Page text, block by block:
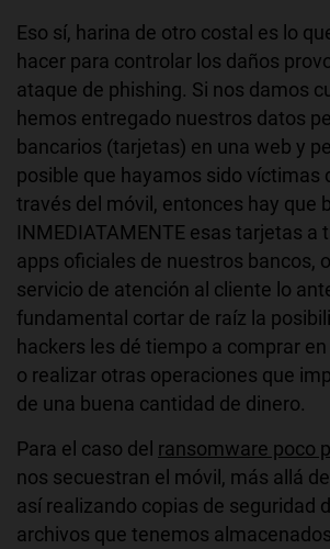
Eso sí, harina de otro costal es lo
hacer para controlar los daños
ataque de phishing. Si nos damos
hemos entregado nuestros datos
bancarios (tarjetas) en una web y
posible que hayamos sido víctimas
través del móvil, entonces hay que
INMEDIATAMENTE esas tarjetas a
apps oficiales de nuestros bancos,
servicio de atención al cliente lo
fundamental cortar de raíz la
hackers les dé tiempo a comprar
o realizar otras operaciones que
de una buena cantidad de dinero.
Para el caso del ransomware poco
nos secuestran el móvil, más allá
así realizando copias de seguridad
archivos que tenemos